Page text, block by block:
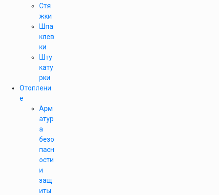
Стя
жки
Шпа
клев
ки
Шту
кату
рки
Отоплени
е
Арм
атур
а
безо
пасн
ости
и
защ
иты